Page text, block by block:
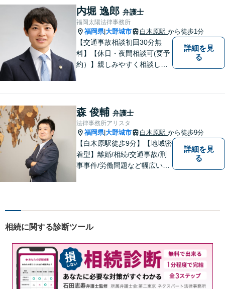
営課題の解決に向けた最適な
法的サポートを提供し、安定
した経営基盤の構築をお手伝
いいたします。
内堀 逸郎 弁護士
福岡太陽法律事務所
福岡県|大野城市 白木原駅 から徒歩1分
【交通事故相談初回30分無
料】【休日・夜間相談可(要予
約）】親しみやすく相談しや
詳細を見
る
森 俊輔 弁護士
法律事務所アリスタ
福岡県|大野城市 白木原駅 から徒歩9分
【白木原駅徒歩9分】【地域密
着型】離婚/相続/交通事故/刑
事事件/労働問題など幅広い事
せたオーダーメイド対応を心
詳細を見
る
相続に関する診断ツール